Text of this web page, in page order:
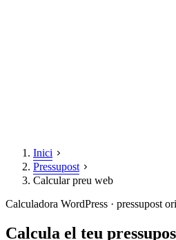
Inici
Pressupost
Calcular preu web
Calculadora WordPress · pressupost
Calcula el teu